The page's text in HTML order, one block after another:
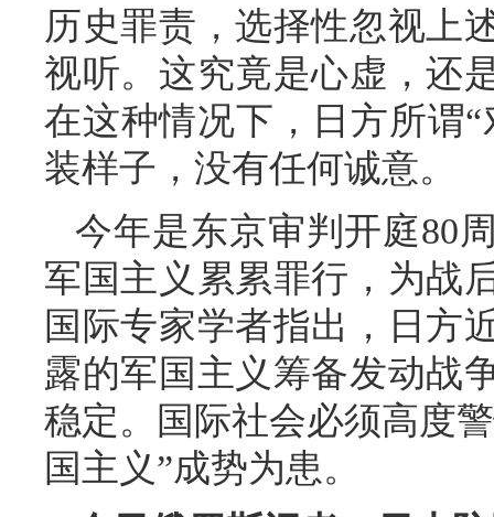
历史罪责，选择性忽视上
视听。这究竟是心虚，还
在这种情况下，日方所谓
装样子，没有任何诚意。
今年是东京审判开庭80
军国主义累累罪行，为战
国际专家学者指出，日方
露的军国主义筹备发动战
稳定。国际社会必须高度
国主义”成势为患。